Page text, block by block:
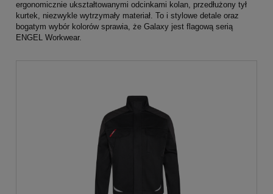
ergonomicznie ukształtowanymi odcinkami kolan, przedłużony tył
kurtek, niezwykle wytrzymały materiał. To i stylowe detale oraz
bogatym wybór kolorów sprawia, że Galaxy jest flagową serią
ENGEL Workwear.